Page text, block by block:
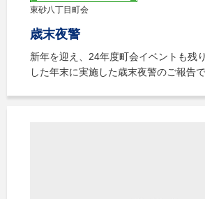
東砂八丁目町会
歳末夜警
新年を迎え、24年度町会イベントも残
した年末に実施した歳末夜警のご報告